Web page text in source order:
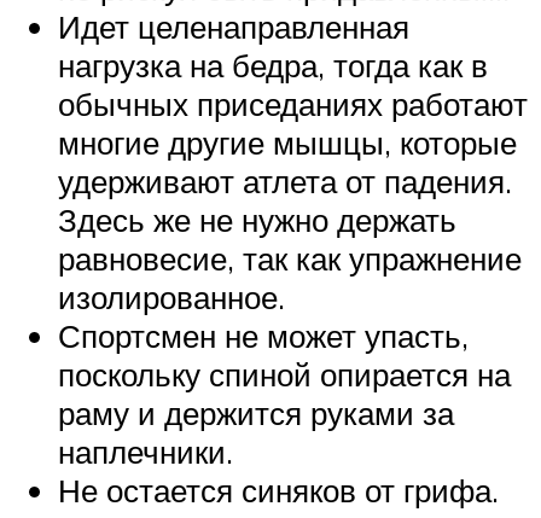
Идет целенаправленная
нагрузка на бедра, тогда как в
обычных приседаниях работают
многие другие мышцы, которые
удерживают атлета от падения.
Здесь же не нужно держать
равновесие, так как упражнение
изолированное.
Спортсмен не может упасть,
поскольку спиной опирается на
раму и держится руками за
наплечники.
Не остается синяков от грифа.